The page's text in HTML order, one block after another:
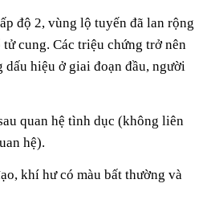
độ 2, vùng lộ tuyến đã lan rộng
cung. Các triệu chứng trở nên
dấu hiệu ở giai đoạn đầu, người
quan hệ tình dục (không liên
hệ).
khí hư có màu bất thường và